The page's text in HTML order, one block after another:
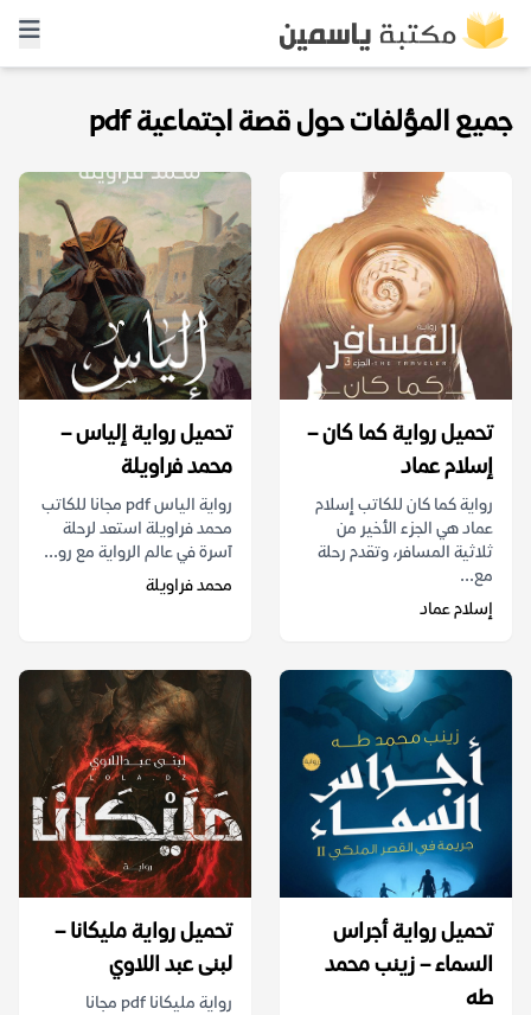
جميع المؤلفات حول قصة اجتماعية pdf
تحميل رواية كما كان –
إسلام عماد
رواية كما كان للكاتب إسلام
عماد هي الجزء الأخير من
ثلاثية المسافر، وتقدم رحلة
مع...
إسلام عماد
تحميل رواية إلياس –
محمد فراويلة
رواية الياس pdf مجانا للكاتب
محمد فراويلة استعد لرحلة
آسرة في عالم الرواية مع رو...
محمد فراويلة
تحميل رواية أجراس
السماء – زينب محمد
طه
تحميل رواية مليكانا –
لبنى عبد اللاوي
رواية مليكانا pdf مجانا